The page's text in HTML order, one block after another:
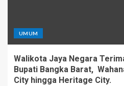
UMUM
Walikota Jaya Negara
Bupati Bangka Barat,
City hingga Heritage City.